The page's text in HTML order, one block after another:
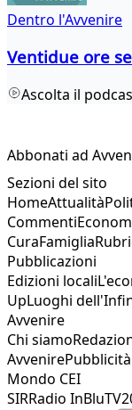
Dentro l'Avvenire
Ventidue ore
Ascolta il
Abbonati ad
Sezioni del sito
HomeAttualità
Commenti
CuraFamiglia
Pubblicazioni
Edizioni locali
UpLuoghi
Avvenire
Chi siamo
AvvenirePubblicità
Mondo CEI
SIRRadio InBlu